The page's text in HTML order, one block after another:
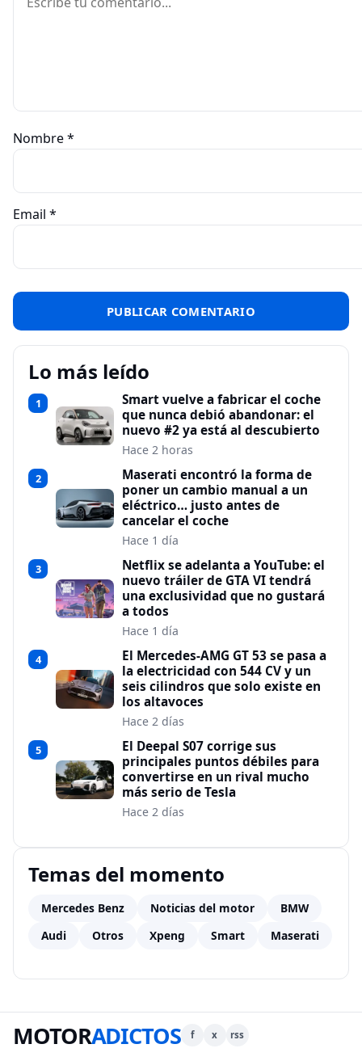
Nombre*
Email *
Lo más leído
1
Smart vuelve a fabricar el coche
que nunca debió abandonar: el
nuevo #2 ya está al descubierto
Hace 2 horas
2
Maserati encontró la forma de
poner un cambio manual a un
eléctrico… justo antes de
cancelar el coche
Hace 1 día
3
Netflix se adelanta a YouTube: el
nuevo tráiler de GTA VI tendrá
una exclusividad que no gustará
a todos
Hace 1 día
4
El Mercedes-AMG GT 53 se pasa a
la electricidad con 544 CV y un
seis cilindros que solo existe en
los altavoces
Hace 2 días
5
El Deepal S07 corrige sus
principales puntos débiles para
convertirse en un rival mucho
más serio de Tesla
Hace 2 días
Temas del momento
Mercedes Benz Noticias del motor
BMW
Audi
Otros Xpeng Smart Maserati
MOTORADICTOS f x rss